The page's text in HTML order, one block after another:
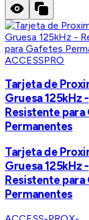
ACCESSPRO
Tarjeta de
Gruesa 125kHz -
Resistente
Permanentes
Tarjeta de
Gruesa 125kHz -
Resistente
Permanentes